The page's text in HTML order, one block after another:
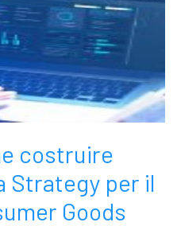
costruire
Strategy per il
Goods